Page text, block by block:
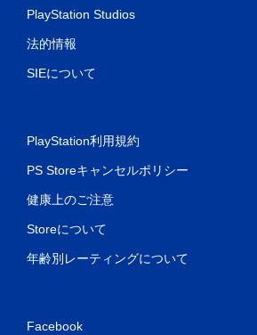
PlayStation Studios
法的情報
SIEについて
PlayStation利用規約
PS Storeキャンセルポリシー
健康上のご注意
Storeについて
年齢別レーティングについて
Facebook